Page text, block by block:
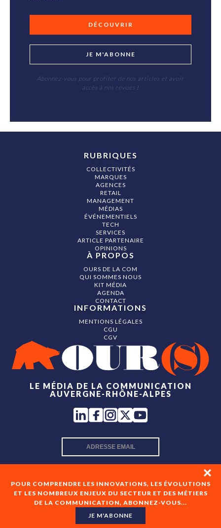
DÉCOUVRIR
JE M'ABONNE
Abonnez-vous pour profiter de nos articles et avoir
accès à nos revues !
POUR COMPRENDRE LES INNOVATIONS, LES ÉVOLUTIONS
ET LES NOMBREUX ENJEUX DU SECTEUR ET DES MÉTIERS
DE LA COMMUNICATION, ABONNEZ-VOUS...
JE M'ABONNE
LE MÉDIA DE LA COMMUNICATION
AUVERGNE-RHÔNE-ALPES
En cochant cette case, je consens à recevoir les newsletters
RUBRIQUES
COLLECTIVITÉS
MARQUES
AGENCES
RETAIL
MANAGEMENT
MÉDIAS
ÉVÉNEMENTIELS
TECH
SERVICES
ARTICLE PARTENAIRE
OPINIONS
À PROPOS
OURS DE LA COM
QUI SOMMES NOUS
KIT MÉDIA
AGENDA
CONTACT
INFORMATIONS
MENTIONS LÉGALES
CGU
CGV